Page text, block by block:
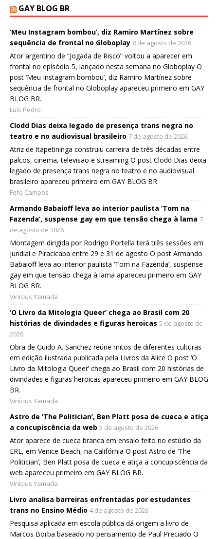
GAY BLOG BR
‘Meu Instagram bombou’, diz Ramiro Martínez sobre
sequência de frontal no Globoplay 8 de agosto de 2026
Ator argentino de “Jogada de Risco” voltou a aparecer em
frontal no episódio 5, lançado nesta semana no Globoplay O
post ‘Meu Instagram bombou’, diz Ramiro Martínez sobre
sequência de frontal no Globoplay apareceu primeiro em GAY
BLOG BR.
Luís Pedro
Clodd Dias deixa legado de presença trans negra no
teatro e no audiovisual brasileiro 7 de agosto de 2026
Atriz de Itapetininga construiu carreira de três décadas entre
palcos, cinema, televisão e streaming O post Clodd Dias deixa
legado de presença trans negra no teatro e no audiovisual
brasileiro apareceu primeiro em GAY BLOG BR.
Fefo Campos
Armando Babaioff leva ao interior paulista ‘Tom na
Fazenda’, suspense gay em que tensão chega à lama 7
de agosto de 2026
Montagem dirigida por Rodrigo Portella terá três sessões em
Jundiaí e Piracicaba entre 29 e 31 de agosto O post Armando
Babaioff leva ao interior paulista ‘Tom na Fazenda’, suspense
gay em que tensão chega à lama apareceu primeiro em GAY
BLOG BR.
Vinícius Yamada
‘O Livro da Mitologia Queer’ chega ao Brasil com 20
histórias de divindades e figuras heroicas 5 de agosto de
2026
Obra de Guido A. Sanchez reúne mitos de diferentes culturas
em edição ilustrada publicada pela Livros da Alice O post ‘O
Livro da Mitologia Queer’ chega ao Brasil com 20 histórias de
divindades e figuras heroicas apareceu primeiro em GAY BLOG
BR.
Vinícius Yamada
Astro de ‘The Politician’, Ben Platt posa de cueca e atiça
a concupiscência da web 5 de agosto de 2026
Ator aparece de cueca branca em ensaio feito no estúdio da
ERL, em Venice Beach, na Califórnia O post Astro de ‘The
Politician’, Ben Platt posa de cueca e atiça a concupiscência da
web apareceu primeiro em GAY BLOG BR.
Vinícius Yamada
Livro analisa barreiras enfrentadas por estudantes
trans no Ensino Médio 4 de agosto de 2026
Pesquisa aplicada em escola pública dá origem a livro de
Marcos Borba baseado no pensamento de Paul Preciado O